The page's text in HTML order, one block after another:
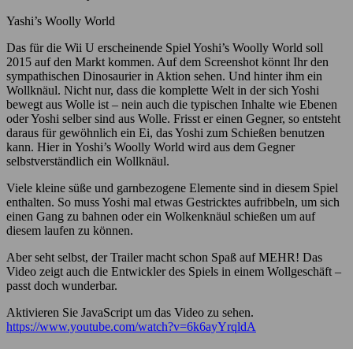
Yashi’s Woolly World
Das für die Wii U erscheinende Spiel Yoshi’s Woolly World soll
2015 auf den Markt kommen. Auf dem Screenshot könnt Ihr den
sympathischen Dinosaurier in Aktion sehen. Und hinter ihm ein
Wollknäul. Nicht nur, dass die komplette Welt in der sich Yoshi
bewegt aus Wolle ist – nein auch die typischen Inhalte wie Ebenen
oder Yoshi selber sind aus Wolle. Frisst er einen Gegner, so entsteht
daraus für gewöhnlich ein Ei, das Yoshi zum Schießen benutzen
kann. Hier in Yoshi’s Woolly World wird aus dem Gegner
selbstverständlich ein Wollknäul.
Viele kleine süße und garnbezogene Elemente sind in diesem Spiel
enthalten. So muss Yoshi mal etwas Gestricktes aufribbeln, um sich
einen Gang zu bahnen oder ein Wolkenknäul schießen um auf
diesem laufen zu können.
Aber seht selbst, der Trailer macht schon Spaß auf MEHR! Das
Video zeigt auch die Entwickler des Spiels in einem Wollgeschäft –
passt doch wunderbar.
Aktivieren Sie JavaScript um das Video zu sehen.
https://www.youtube.com/watch?v=6k6ayYrqldA